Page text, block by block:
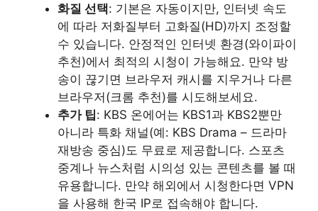
화질 선택: 기본은 자동이지만, 인터넷 속도
에 따라 저화질부터 고화질(HD)까지 조정할
수 있습니다. 안정적인 인터넷 환경(와이파이
추천)에서 최적의 시청이 가능해요. 만약 방
송이 끊기면 브라우저 캐시를 지우거나 다른
브라우저(크롬 추천)를 시도해보세요.
추가 팁: KBS 온에어는 KBS1과 KBS2뿐만
아니라 특화 채널(예: KBS Drama – 드라마
재방송 중심)도 무료로 제공합니다. 스포츠
중계나 뉴스처럼 시의성 있는 콘텐츠를 볼 때
유용합니다. 만약 해외에서 시청한다면 VPN
을 사용해 한국 IP로 접속해야 합니다.